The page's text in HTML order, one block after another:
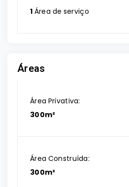
1 Área de serviço
Áreas
Área Privativa:
300m²
Área Construída:
300m²